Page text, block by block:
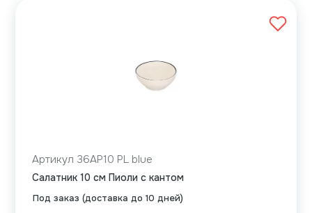
Под заказ (доставка до 10 дней)
Артикул 36AP10 PL blue
Салатник 10 см Пиоли с кантом